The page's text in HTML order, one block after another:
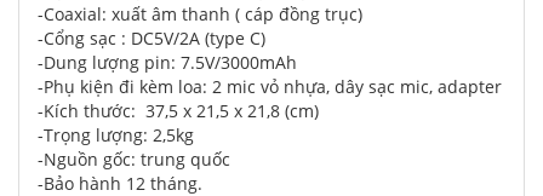
-Coaxial: xuất âm thanh ( cáp đồng trục)
-Cổng sạc : DC5V/2A (type C)
-Dung lượng pin: 7.5V/3000mAh
-Phụ kiện đi kèm loa: 2 mic vỏ nhựa, dây sạc mic, adapter
-Kích thước: ️ 37,5 x 21,5 x 21,8 (cm)
-Trọng lượng: 2,5kg
-Nguồn gốc: trung quốc
-Bảo hành 12 tháng.